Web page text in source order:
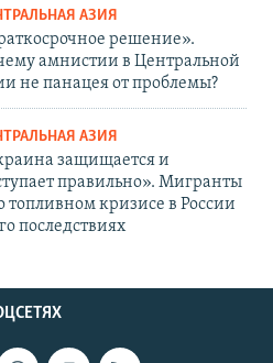
АЗИЯ
решение».
амнистии в Центральной
не панацея от проблемы?
АЗИЯ
защищается и
правильно». Мигранты
топливном кризисе в России
последствиях